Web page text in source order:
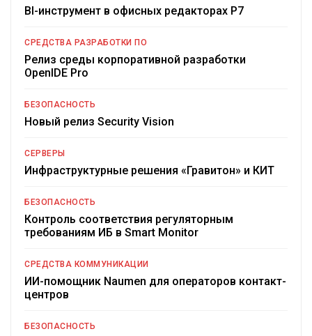
BI-инструмент в офисных редакторах Р7
СРЕДСТВА РАЗРАБОТКИ ПО
Релиз среды корпоративной разработки
OpenIDE Pro
БЕЗОПАСНОСТЬ
Новый релиз Security Vision
СЕРВЕРЫ
Инфраструктурные решения «Гравитон» и КИТ
БЕЗОПАСНОСТЬ
Контроль соответствия регуляторным
требованиям ИБ в Smart Monitor
СРЕДСТВА КОММУНИКАЦИИ
ИИ-помощник Naumen для операторов контакт-
центров
БЕЗОПАСНОСТЬ